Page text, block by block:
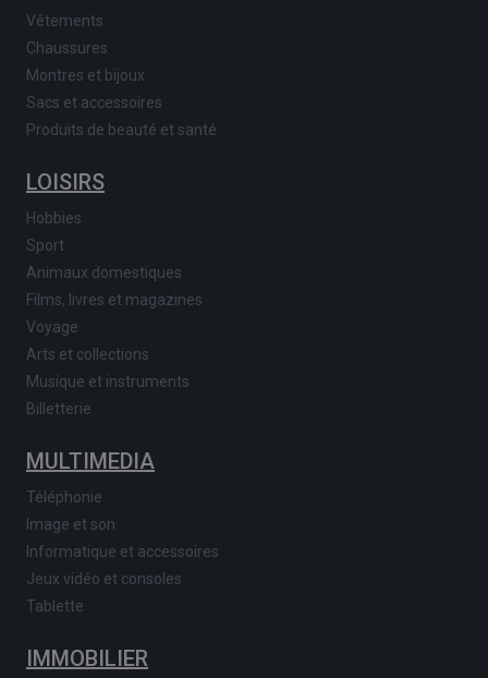
Vêtements
Chaussures
Montres et bijoux
Sacs et accessoires
Produits de beauté et santé
LOISIRS
Hobbies
Sport
Animaux domestiques
Films, livres et magazines
Voyage
Arts et collections
Musique et instruments
Billetterie
MULTIMEDIA
Téléphonie
Image et son
Informatique et accessoires
Jeux vidéo et consoles
Tablette
IMMOBILIER